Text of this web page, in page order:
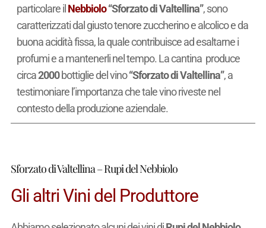
particolare il Nebbiolo“Sforzato di Valtellina”, sono
caratterizzati dal giusto tenore zuccherino e alcolico e da
buona acidità fissa, la quale contribuisce ad esaltarne i
profumi e a mantenerli nel tempo. La cantina produce
circa2000bottiglie del vino“Sforzato di Valtellina”, a
testimoniare l’importanza che tale vino riveste nel
contesto della produzione aziendale.
Sforzato di Valtellina – Rupi del Nebbiolo
Gli altri Vini del Produttore